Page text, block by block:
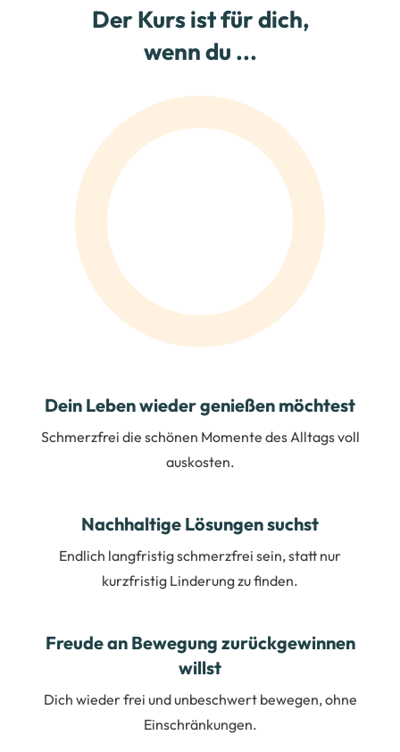
Der Kurs ist für dich,
wenn du ...
Dein Leben wieder genießen möchtest
Schmerzfrei die schönen Momente des Alltags voll
auskosten.
Nachhaltige Lösungen suchst
Endlich langfristig schmerzfrei sein, statt nur
kurzfristig Linderung zu finden.
Freude an Bewegung zurückgewinnen
willst
Dich wieder frei und unbeschwert bewegen, ohne
Einschränkungen.